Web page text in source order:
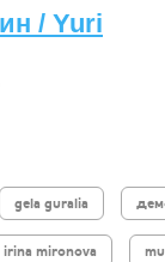
/ Yuri
gela guralia
irina mironova